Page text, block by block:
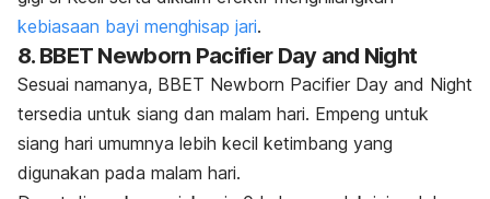
kebiasaan bayi menghisap jari.
8. BBET Newborn Pacifier Day and Night
Sesuai namanya, BBET Newborn Pacifier Day and Night
tersedia untuk siang dan malam hari. Empeng untuk
siang hari umumnya lebih kecil ketimbang yang
digunakan pada malam hari.